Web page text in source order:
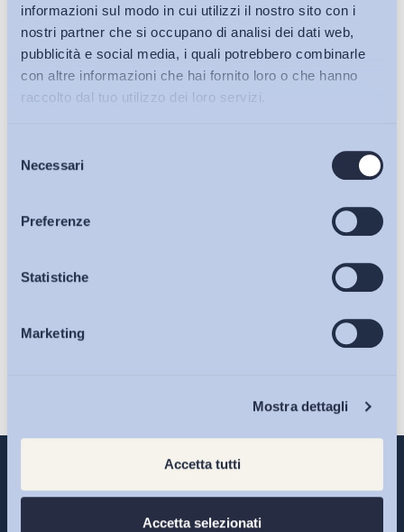
informazioni sul modo in cui utilizzi il nostro sito con i
nostri partner che si occupano di analisi dei dati web,
pubblicità e social media, i quali potrebbero combinarle
con altre informazioni che hai fornito loro o che hanno
raccolto dal tuo utilizzo dei loro servizi.
delNecessari
Preferenze
Statistiche
Marketing
Mostra dettagli
Accetta tutti
Accetta selezionati
Bollettini ADAPT
Articoli
Osservatori
Eventi
sulla pagina della